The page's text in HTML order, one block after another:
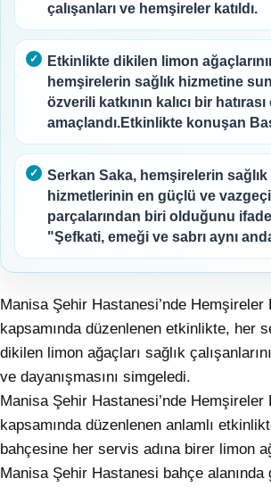
çalışanları ve hemşireler katıldı.
Etkinlikte dikilen limon
hemşirelerin sağlık hizmetine
özverili katkının kalıcı bir hatırası
amaçlandı.Etkinlikte konuşan
Serkan Saka, hemşirelerin sağlık
hizmetlerinin en güçlü ve
parçalarından biri olduğunu
"Şefkati, emeği ve sabrı aynı
Manisa Şehir Hastanesi’nde Hemşireler
kapsamında düzenlenen etkinlikte, her
dikilen limon ağaçları sağlık
ve dayanışmasını simgeledi.
Manisa Şehir Hastanesi’nde Hemşireler
kapsamında düzenlenen anlamlı
bahçesine her servis adına birer limon
Manisa Şehir Hastanesi bahçe